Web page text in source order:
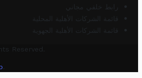
رابط خلفي مجاني
قائمة الشركات الأهلية المحلية
قائمة الشركات الأهلية الجهوية
Reserved.